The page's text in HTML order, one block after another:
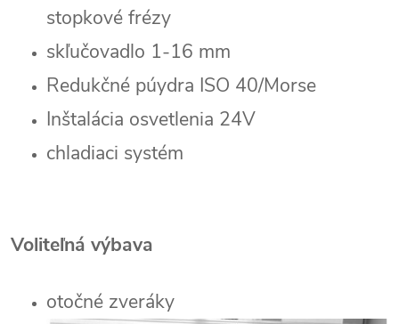
stopkové frézy
skľučovadlo 1-16 mm
Redukčné púydra ISO 40/Morse
Inštalácia osvetlenia 24V
chladiaci systém
Voliteľná výbava
otočné zveráky